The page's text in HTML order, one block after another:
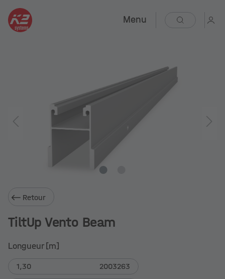
Menu
Retour
TiltUp Vento Beam
Longueur [m]
1,30 2003263